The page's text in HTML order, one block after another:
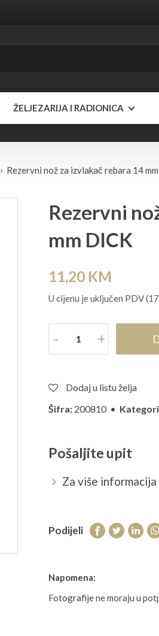
ŽELJEZARIJA I RADIONICA
› Rezervni nož za izvlakač rebara 14
Rezervni
mm DICK
11,20 KM
U cijenu je uključen PDV
Količina
Dodaj u listu želja
Šifra: 200810 •
Pošaljite upit
Za više
Podijeli
Napomena:
Fotografije ne moraju u